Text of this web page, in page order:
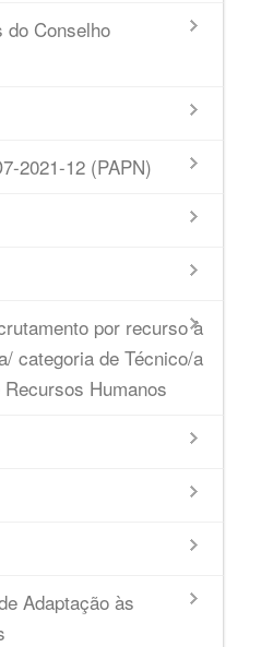
do Conselho
2021-12 (PAPN)
por recurso à
categoria de Técnico/a
Humanos
Adaptação às